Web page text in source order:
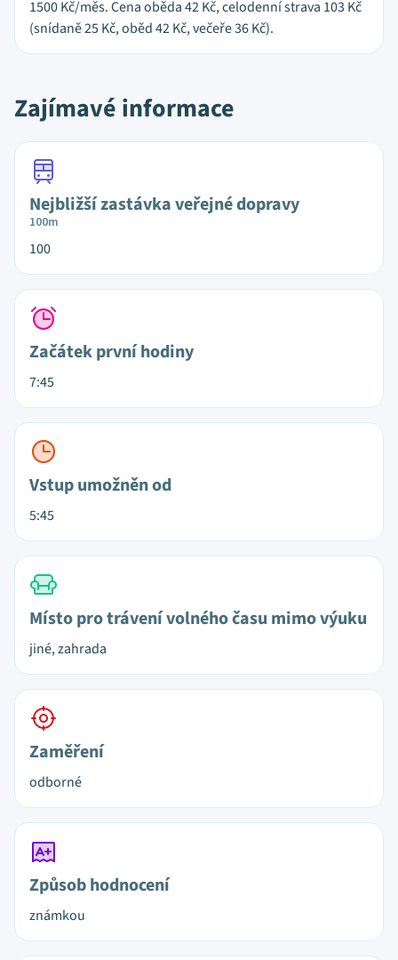
1500 Kč/měs. Cena oběda 42 Kč, celodenní strava 103 Kč
(snídaně 25 Kč, oběd 42 Kč, večeře 36 Kč).
Zajímavé informace
Nejbližší zastávka veřejné dopravy
100m
100
Začátek první hodiny
7:45
Vstup umožněn od
5:45
Místo pro trávení volného času mimo výuku
jiné, zahrada
Zaměření
odborné
Způsob hodnocení
známkou